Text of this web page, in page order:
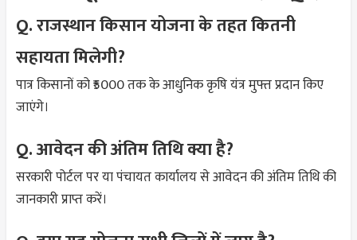
Q. राजस्थान किसान योजना के तहत कितनी
सहायता मिलेगी?
पात्र किसानों को ₹5000 तक के आधुनिक कृषि यंत्र मुफ्त प्रदान किए
जाएंगे।
Q. आवेदन की अंतिम तिथि क्या है?
सरकारी पोर्टल पर या पंचायत कार्यालय से आवेदन की अंतिम तिथि की
जानकारी प्राप्त करें।